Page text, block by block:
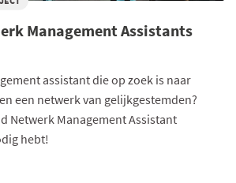
Management Assistants
assistant die op zoek is naar
een netwerk van gelijkgestemden?
Netwerk Management Assistant
hebt!